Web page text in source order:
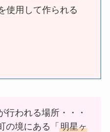
使用して作られる
行われる場所・・・
の境にある「明星ヶ